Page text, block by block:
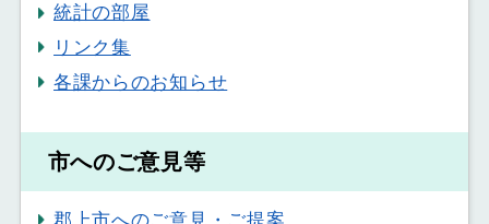
統計の部屋
リンク集
各課からのお知らせ
市へのご意見等
郡上市へのご意見・ご提案